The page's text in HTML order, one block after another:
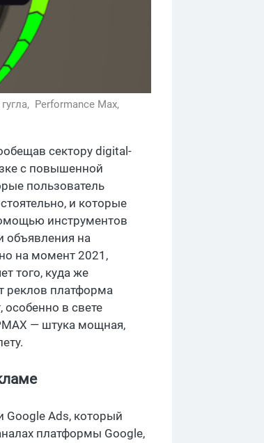
Performance Max,
сектору digital-
с повышенной
пользователь
и которые
инструментов
объявления на
на момент 2021,
того, куда же
реклов платформа
особенно в свете
— штука мощная,
Ads, который
платформы Google,